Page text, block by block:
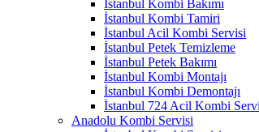
İstanbul Kombi Bakımı
İstanbul Kombi Tamiri
İstanbul Acil Kombi Servisi
İstanbul Petek Temizleme
İstanbul Petek Bakımı
İstanbul Kombi Montajı
İstanbul Kombi Demontajı
İstanbul 724 Acil Kombi
Anadolu Kombi Servisi